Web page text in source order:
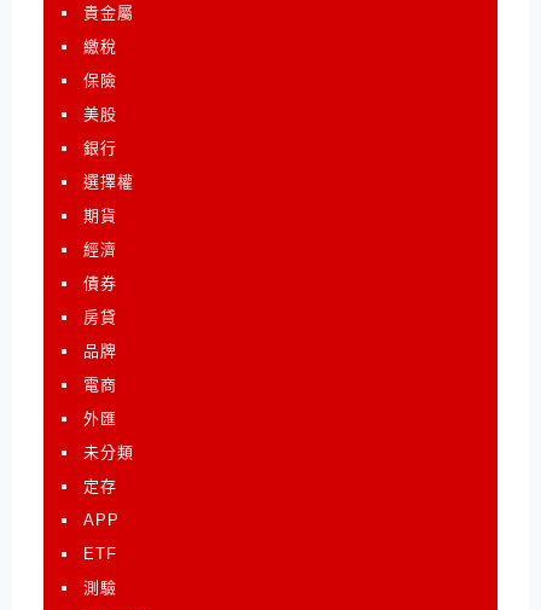
貴金屬
繳稅
保險
美股
銀行
選擇權
期貨
經濟
債券
房貸
品牌
電商
外匯
未分類
定存
APP
ETF
測驗